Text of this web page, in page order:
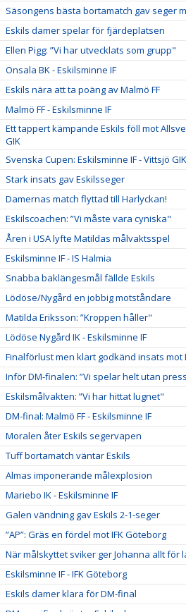
Säsongens bästa bortamatch gav seger
Eskils damer spelar för fjärdeplatsen
Ellen Pigg: ”Vi har utvecklats som grupp"
Onsala BK - Eskilsminne IF
Eskils nära att ta poäng av Malmö FF
Malmö FF - Eskilsminne IF
Ett tappert kämpande Eskils föll mot
GIK
Svenska Cupen: Eskilsminne IF - Vittsjö GIK
Stark insats gav Eskilsseger
Damernas match flyttad till Harlyckan!
Eskilscoachen: ”Vi måste vara cyniska"
Åren i USA lyfte Matildas målvaktsspel
Eskilsminne IF - IS Halmia
Snabba baklängesmål fällde Eskils
Lödöse/Nygård en jobbig motståndare
Matilda Eriksson: ”Kroppen håller"
Lödöse Nygård IK - Eskilsminne IF
Finalförlust men klart godkänd insats mot
Inför DM-finalen: ”Vi spelar helt utan
Eskilsmålvakten: ”Vi har hittat lugnet"
DM-final: Malmö FF - Eskilsminne IF
Moralen åter Eskils segervapen
Tuff bortamatch väntar Eskils
Almas imponerande målexplosion
Mariebo IK - Eskilsminne IF
Galen vändning gav Eskils 2-1-seger
”AP”: Gräs en fördel mot IFK Göteborg
När målskyttet sviker ger Johanna allt för
Eskilsminne IF - IFK Göteborg
Eskils damer klara för DM-final